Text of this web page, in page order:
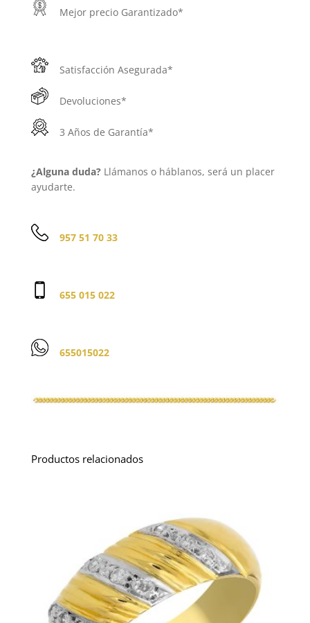
Mejor precio Garantizado*
Satisfacción Asegurada*
Devoluciones*
3 Años de Garantía*
¿Alguna duda?Llámanos o háblanos, será un placer
ayudarte.
957 51 70 33
655 015 022
655015022
Productos relacionados